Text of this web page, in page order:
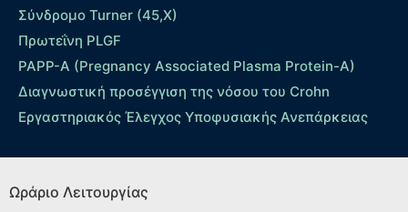
Σύνδρομο Turner (45,X)
Πρωτεΐνη PLGF
PAPP-A (Pregnancy Associated Plasma Protein-A)
Διαγνωστική προσέγγιση της νόσου του Crohn
Εργαστηριακός Έλεγχος Υποφυσιακής Ανεπάρκειας
Ωράριο Λειτουργίας